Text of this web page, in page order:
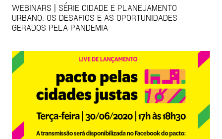
WEBINARS | SÉRIE CIDADE E PLANEJAMENTO
URBANO: OS DESAFIOS E AS OPORTUNIDADES
GERADOS PELA PANDEMIA